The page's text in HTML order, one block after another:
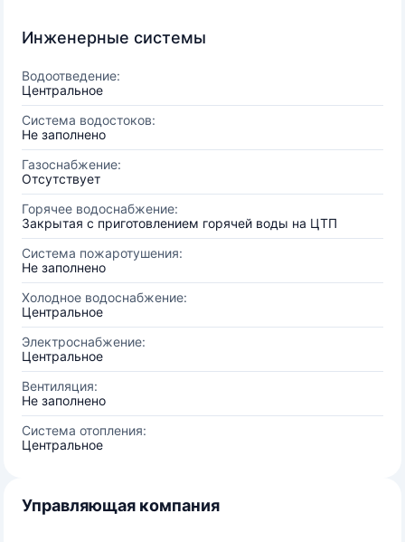
Инженерные системы
Водоотведение:
Центральное
Система водостоков:
Не заполнено
Газоснабжение:
Отсутствует
Горячее водоснабжение:
Закрытая с приготовлением горячей воды на ЦТП
Система пожаротушения:
Не заполнено
Холодное водоснабжение:
Центральное
Электроснабжение:
Центральное
Вентиляция:
Не заполнено
Система отопления:
Центральное
Управляющая компания